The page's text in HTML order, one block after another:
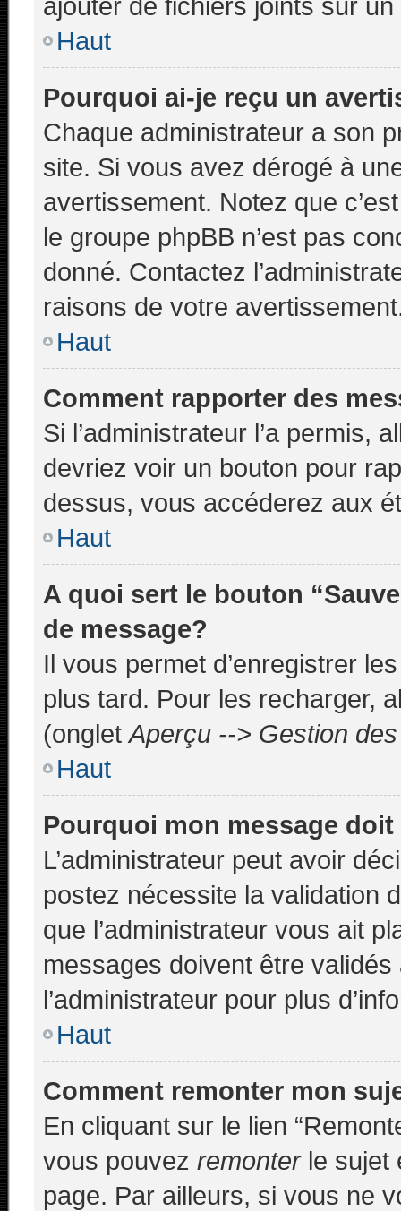
Haut
Pourquoi ai-je reçu un
Chaque administrateur a son
site. Si vous avez dérogé à
avertissement. Notez que
le groupe phpBB n’est pas
donné. Contactez
raisons de votre
Haut
Comment rapporter des
Si l’administrateur l’a permis,
devriez voir un bouton pour
dessus, vous accéderez aux
Haut
A quoi sert le bouton
de message?
Il vous permet d’enregistrer
plus tard. Pour les recharger,
(ongletAperçu --> Gestion
Haut
Pourquoi mon message
L’administrateur peut avoir
postez nécessite la validation
que l’administrateur vous ait
messages doivent être
l’administrateur pour plus
Haut
Comment remonter mon
En cliquant sur le lien
vous pouvez remonterle sujet
page. Par ailleurs, si vous ne